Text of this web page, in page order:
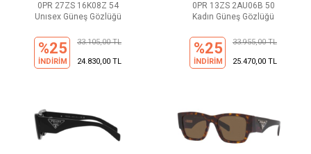
0PR 27ZS 16K08Z 54
Unısex Güneş Gözlüğü
%25
İNDİRİM
33.105,00 TL
24.830,00 TL
0PR 13ZS 2AU06B 50
Kadın Güneş Gözlüğü
%25
İNDİRİM
33.955,00 TL
25.470,00 TL